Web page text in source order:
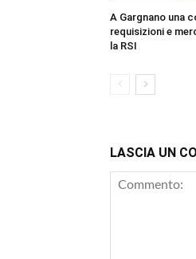
A Gargnano una
requisizioni e
la RSI
LASCIA UN